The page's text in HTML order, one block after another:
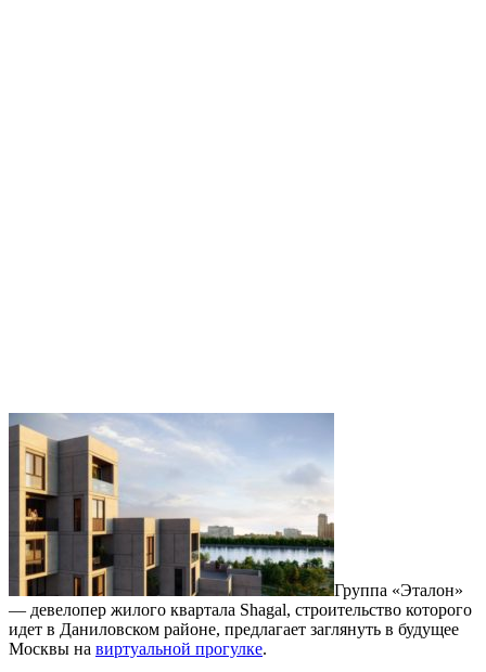
Группа «Эталон»
— девелопер жилого квартала Shagal, строительство которого
идет в Даниловском районе, предлагает заглянуть в будущее
Москвы на виртуальной прогулке.